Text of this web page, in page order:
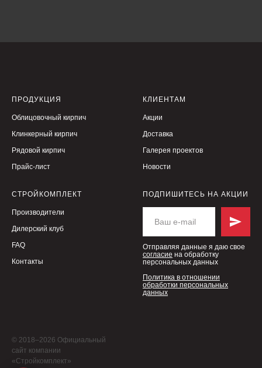
ПРОДУКЦИЯ
Облицовочный кирпич
Клинкерный кирпич
Рядовой кирпич
Прайс-лист
КЛИЕНТАМ
Акции
Доставка
Галерея проектов
Новости
СТРОЙКОМПЛЕКТ
Производители
Дилерский клуб
FAQ
Контакты
ПОДПИШИТЕСЬ НА АКЦИИ
Отправляя данные я даю свое
согласие на обработку
персональных данных
Политика в отношении
обработки персональных
данных
© 2018–2026 Официальный
сайт компании
«Стройкомплект»